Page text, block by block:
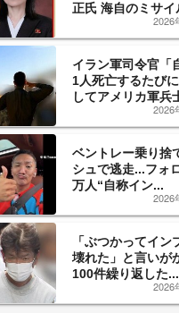
正氏 海自のミサイ
2026
イラン軍司令官「
1人死亡するたび
してアメリカ軍兵
2026
ベントレー乗り捨
シュで逃走...フォ
万人“自称イン...
2026
「ぶつかってイン
壊れた」と言いが
100件繰り返した...
2026